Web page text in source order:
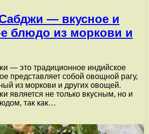
— вкусное и
блюдо из моркови и
— это традиционное индийское
представляет собой овощной рагу,
из моркови и других овощей.
является не только вкусным, но и
так как…